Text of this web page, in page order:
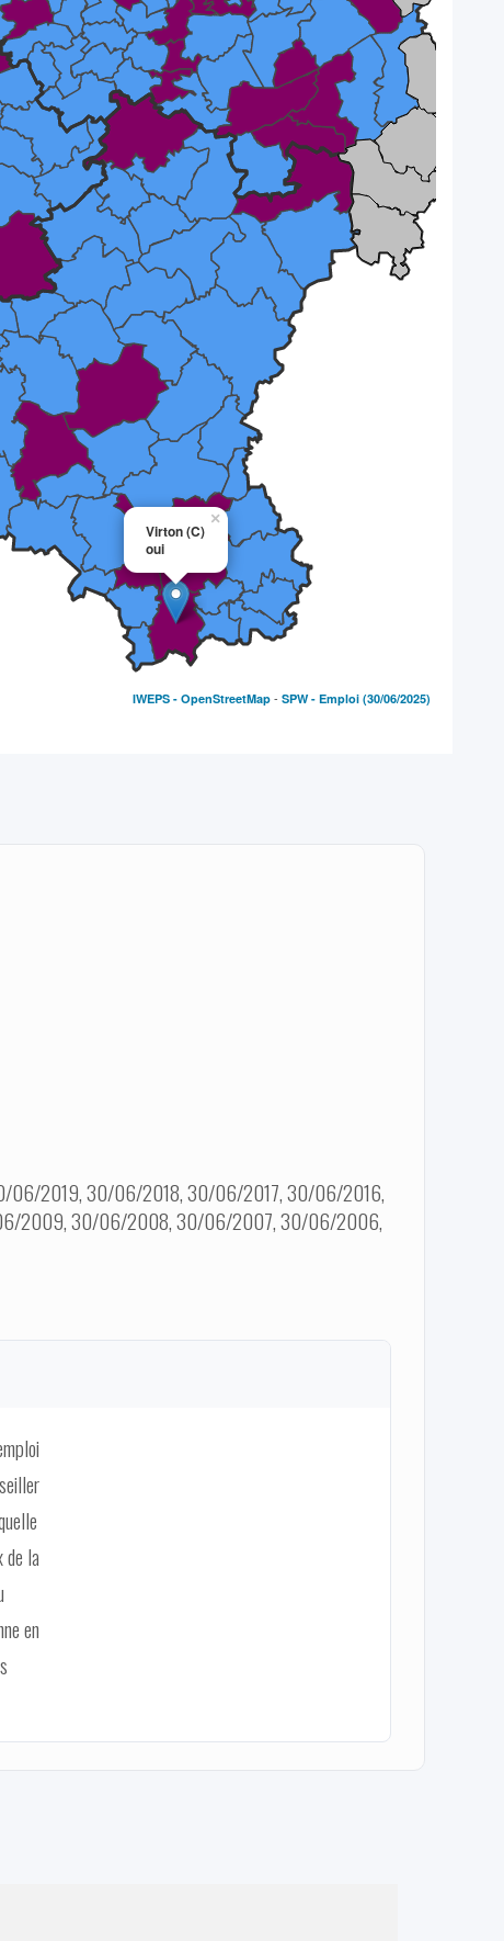
Virton (C)
oui
×
IWEPS -OpenStreetMap -SPW - Emploi (30/06/2025)
2019, 30/06/2018, 30/06/2017, 30/06/2016,
2009, 30/06/2008, 30/06/2007, 30/06/2006,
de la
en